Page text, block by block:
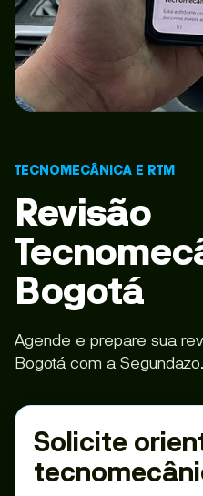
TECNOMECÂNICA E RTM
Revisão
Bogotá
Agende e prepare sua
Bogotá com a Segundazo.
Solicite